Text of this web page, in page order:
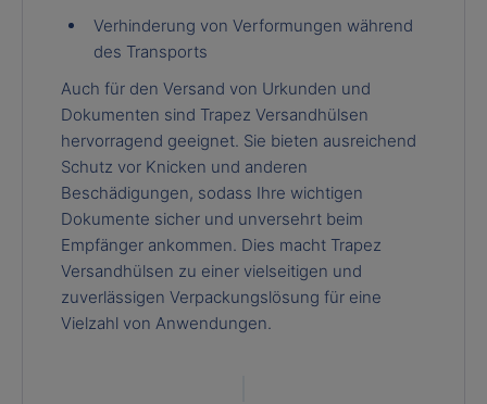
Verhinderung von Verformungen während
des Transports
Auch für den Versand von Urkunden und
Dokumenten sind Trapez Versandhülsen
hervorragend geeignet. Sie bieten ausreichend
Schutz vor Knicken und anderen
Beschädigungen, sodass Ihre wichtigen
Dokumente sicher und unversehrt beim
Empfänger ankommen. Dies macht Trapez
Versandhülsen zu einer vielseitigen und
zuverlässigen Verpackungslösung für eine
Vielzahl von Anwendungen.